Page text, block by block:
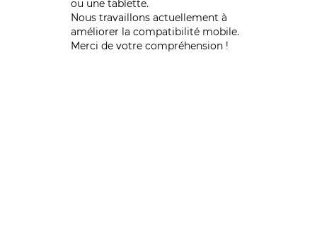
ou une tablette.
Nous travaillons actuellement à
améliorer la compatibilité mobile.
Merci de votre compréhension !